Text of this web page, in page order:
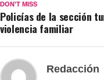
DON'T MISS
Policías de la sección
violencia familiar
Redacción